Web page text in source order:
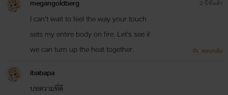
megangoldberg
I can't wait to feel the way your touch
sets my entire body on fire. Let's see if
we can turn up the heat together.
2 ปีที่แล้ว
ตอบกลับ
ibabapa
บทความที่ดี